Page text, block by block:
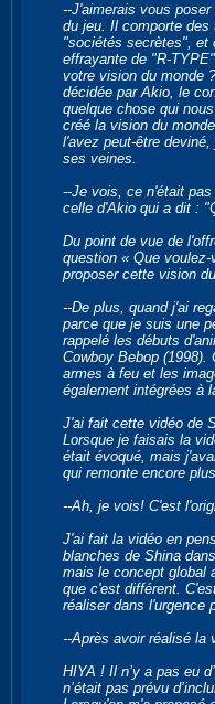
--J'aimerais vous
du jeu. Il comporte
"sociétés secrètes", et
effrayante de "R-
votre vision du monde
décidée par Akio, le
quelque chose qui
créé la vision du
l'avez peut-être
ses veines.
--Je vois, ce n'était
celle d'Akio qui a dit :
Du point de vue de
question « Que
proposer cette vision
--De plus, quand j'ai
parce que je suis une
rappelé les débuts
Cowboy Bebop (1998).
armes à feu et les
également intégrées à
J'ai fait cette vidéo de
Lorsque je faisais la
était évoqué, mais
qui remonte encore
--Ah, je vois! C'est
J'ai fait la vidéo en
blanches de Shina
mais le concept global
que c'est différent.
réaliser dans l'urgence
--Après avoir réalisé la
HIYA ! Il n’y a pas eu
n’était pas prévu